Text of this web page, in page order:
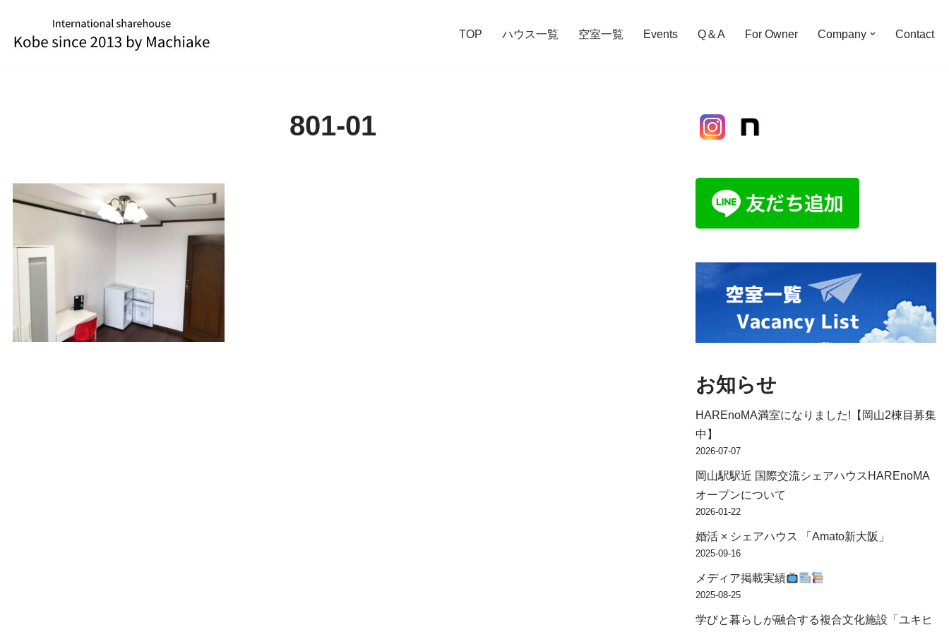
コ
TOP ハウス一覧 空室一覧 Events Q＆A For Owner Company Contact
801-01
お知らせ
HAREnoMA満室になりました!【岡山2棟目募集
中】
2026-07-07
岡山駅駅近 国際交流シェアハウスHAREnoMA
オープンについて
2026-01-22
婚活 × シェアハウス 「Amato新大阪」
2025-09-16
メディア掲載実績
2025-08-25
学びと暮らしが融合する複合文化施設「ユキヒ